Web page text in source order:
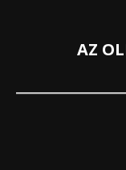
AZ